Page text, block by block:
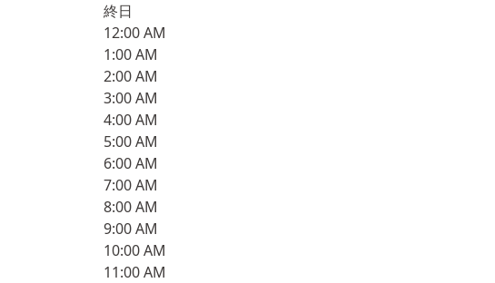
終日
12:00 AM
1:00 AM
2:00 AM
3:00 AM
4:00 AM
5:00 AM
6:00 AM
7:00 AM
8:00 AM
9:00 AM
10:00 AM
11:00 AM